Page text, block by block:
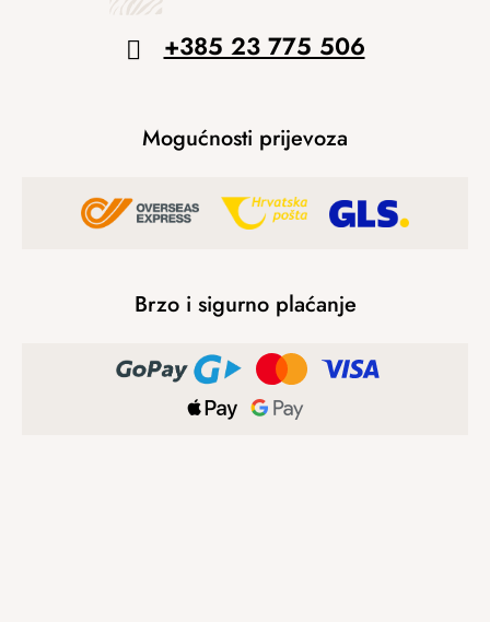
+385 23 775 506
Mogućnosti prijevoza
Brzo i sigurno plaćanje